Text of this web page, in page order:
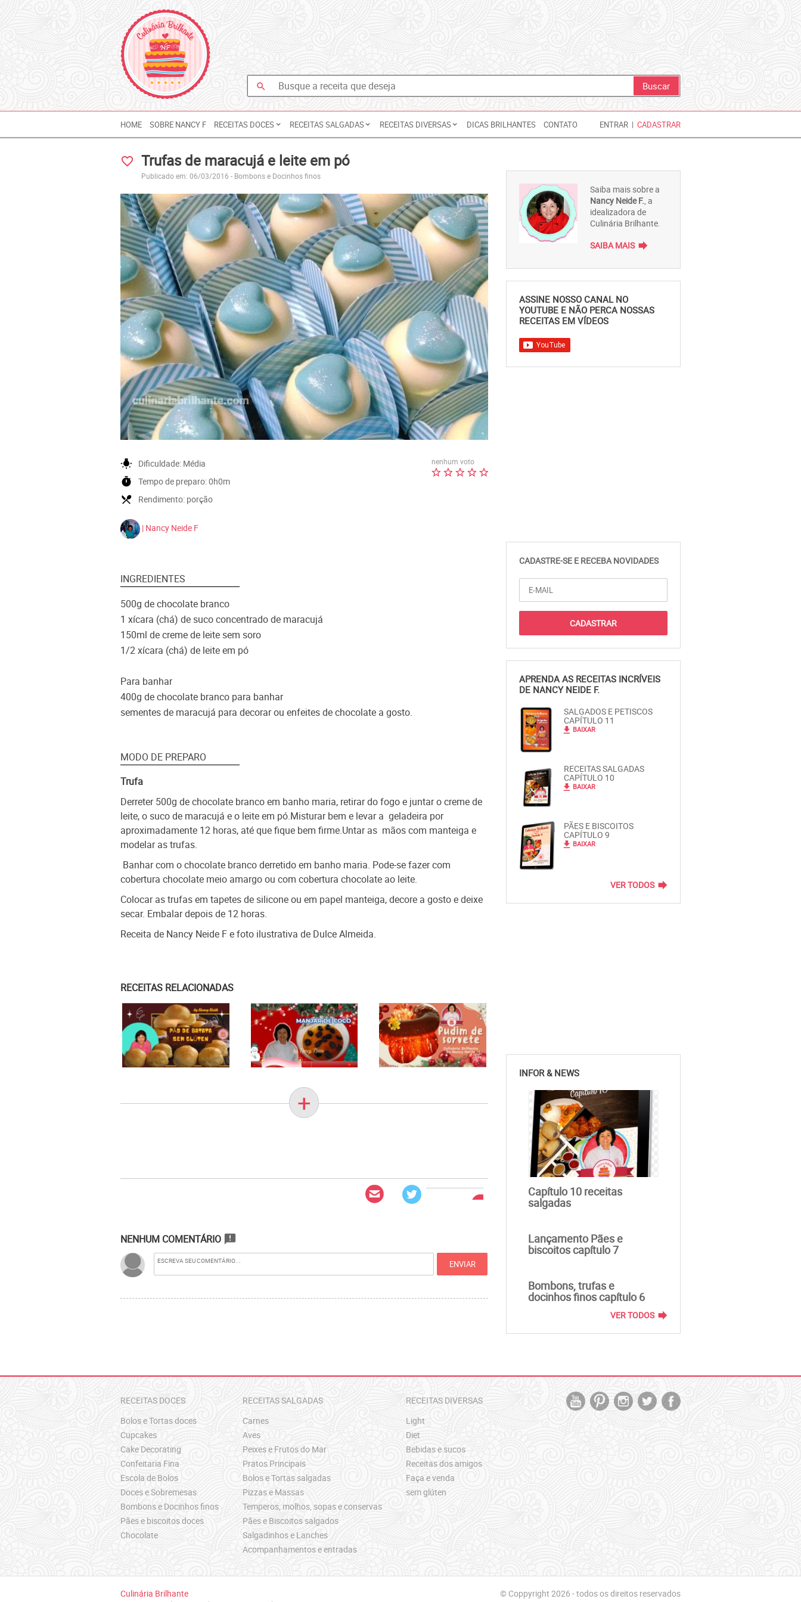
search
HOME SOBRE NANCY F RECEITAS DOCES RECEITAS SALGADAS RECEITAS DIVERSAS DICAS BRILHANTES CONTATO ENTRAR | CADASTRAR
favorite_border Trufas de maracujá e leite em pó
Publicado em: 06/03/2016 - Bombons e Docinhos finos
nenhum voto
wb_incandescent Dificuldade: Média
timer Tempo de preparo:0h0m
local_dining Rendimento: porção
| Nancy Neide F
INGREDIENTES
500g de chocolate branco
1 xícara (chá) de suco concentrado de maracujá
150ml de creme de leite sem soro
1/2 xícara (chá) de leite em pó
Para banhar
400g de chocolate branco para banhar
sementes de maracujá para decorar ou enfeites de chocolate a gosto.
MODO DE PREPARO
Trufa
Derreter 500g de chocolate branco em banho maria, retirar do fogo e juntar o creme de
leite, o suco de maracujá e o leite em pó.Misturar bem e levar a geladeira por
aproximadamente 12 horas, até que fique bem firme.Untar as mãos com manteiga e
modelar as trufas.
Banhar com o chocolate branco derretido em banho maria. Pode-se fazer com
cobertura chocolate meio amargo ou com cobertura chocolate ao leite.
Colocar as trufas em tapetes de silicone ou em papel manteiga, decore a gosto e deixe
secar. Embalar depois de 12 horas.
Receita de Nancy Neide F e foto ilustrativa de Dulce Almeida.
RECEITAS RELACIONADAS
+
NENHUM COMENTÁRIO announcement
Saiba mais sobre a
Nancy Neide F., a
idealizadora de
Culinária Brilhante.
SAIBA MAIS forward
ASSINE NOSSO CANAL NO
YOUTUBE E NÃO PERCA NOSSAS
RECEITAS EM VÍDEOS
CADASTRE-SE E RECEBA NOVIDADES
APRENDA AS RECEITAS INCRÍVEIS
DE NANCY NEIDE F.
SALGADOS E PETISCOS
CAPÍTULO 11
file_download BAIXAR
RECEITAS SALGADAS
CAPÍTULO 10
file_download BAIXAR
PÃES E BISCOITOS
CAPÍTULO 9
file_download BAIXAR
VER TODOS forward
INFOR & NEWS
Capítulo 10 receitas
salgadas
Lançamento Pães e
biscoitos capítulo 7
Bombons, trufas e
docinhos finos capítulo 6
VER TODOS forward
RECEITAS DOCES
Bolos e Tortas doces
Cupcakes
Cake Decorating
Confeitaria Fina
Escola de Bolos
Doces e Sobremesas
Bombons e Docinhos finos
Pães e biscoitos doces
Chocolate
RECEITAS SALGADAS
Carnes
Aves
Peixes e Frutos do Mar
Pratos Principais
Bolos e Tortas salgadas
Pizzas e Massas
Temperos, molhos, sopas e conservas
Pães e Biscoitos salgados
Salgadinhos e Lanches
Acompanhamentos e entradas
RECEITAS DIVERSAS
Light
Diet
Bebidas e sucos
Receitas dos amigos
Faça e venda
sem glúten
Culinária Brilhante © Coppyright 2026 - todos os direitos reservados